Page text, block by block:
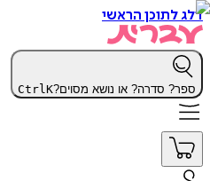
דלג לתוכן הראשי
ספר? סדרה? או נושא מסוים? CtrlK